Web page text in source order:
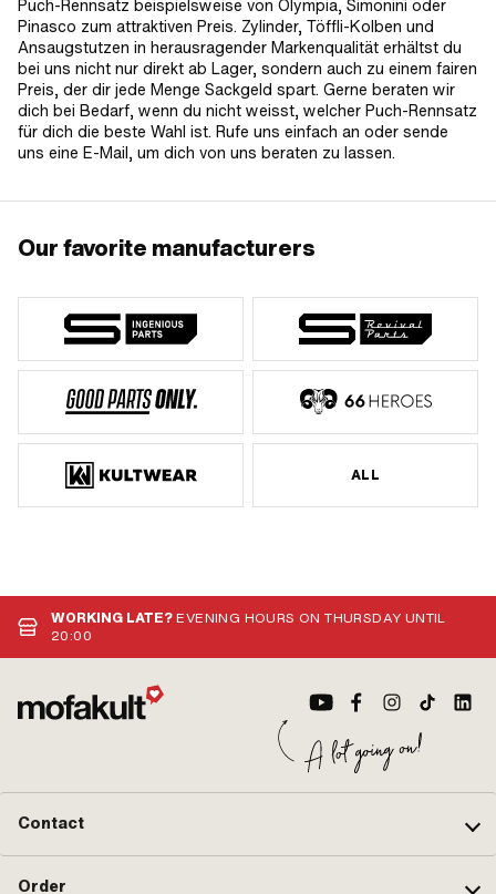
Puch-Rennsatz beispielsweise von Olympia, Simonini oder
Pinasco zum attraktiven Preis. Zylinder, Töffli-Kolben und
Ansaugstutzen in herausragender Markenqualität erhältst du
bei uns nicht nur direkt ab Lager, sondern auch zu einem fairen
Preis, der dir jede Menge Sackgeld spart. Gerne beraten wir
dich bei Bedarf, wenn du nicht weisst, welcher Puch-Rennsatz
für dich die beste Wahl ist. Rufe uns einfach an oder sende
uns eine E-Mail, um dich von uns beraten zu lassen.
Our favorite manufacturers
ALL
WORKING LATE?EVENING HOURS ON THURSDAY UNTIL
20:00
Contact
Order